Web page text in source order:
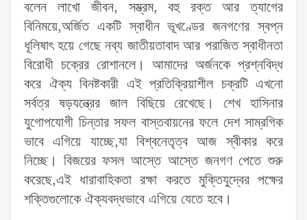
বলেন লাখো জীবন, সম্ভ্রম, বহু রক্ত আর ত্যাগের
বিনিময়ে,অর্জিত একটি স্বাধীন ভূখণ্ডের জনগণের স্বপ্ন
ধূলিষাৎ হয়ে গেছে নব্য জাতীয়তাবাদ আর পরাজিত স্বাধীনতা
বিরোধী চক্রের রোশানলে। আমাদের অর্জনকে প্রশ্নবিদ্ধ
করে ঐক্য বিনষ্টকারী এই প্রতিক্রিয়াশীল চক্রটি এখনো
সর্বত্র ষড়যন্ত্রের জাল বিছিয়ে রেখেছে। শেখ হাসিনার
যুগোপযোগী চিন্তার সফল বাস্তবায়নের ফলে দেশ সাম্রগিক
ভাবে এগিয়ে যাচ্ছে,যা বিশ্বনেতৃত্ব আজ স্বীকার করে
নিচ্ছে। বিজয়ের ফসল আস্তে আস্তে জনগণ পেতে শুরু
করেছে,এই ধারাবাহিকতা রক্ষা করতে মুক্তিযুদ্বের পক্ষের
শক্তিগুলোকে ঐক্যবদ্ধভাবে এগিয়ে যেতে হবে।